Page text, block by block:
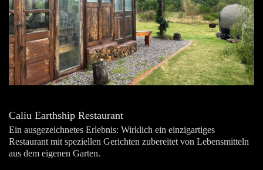
Caliu Earthship Restaurant
Ein ausgezeichnetes Erlebnis: Wirklich ein einzigartiges
Restaurant mit speziellen Gerichten zubereitet von Lebensmitteln
aus dem eigenen Garten.